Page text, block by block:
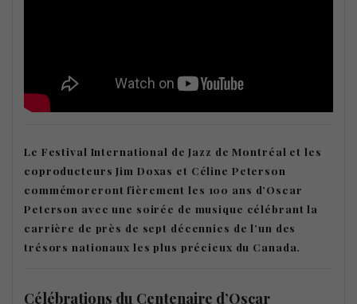
Le Festival International de Jazz de Montréal et les
coproducteurs Jim Doxas et Céline Peterson
commémoreront fièrement les 100 ans d’Oscar
Peterson avec une soirée de musique célébrant la
carrière de près de sept décennies de l’un des
trésors nationaux les plus précieux du Canada.
Célébrations du Centenaire d’Oscar